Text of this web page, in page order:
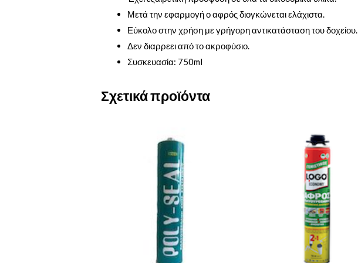
Μετά την εφαρμογή ο αφρός διογκώνεται ελάχιστα.
Εύκολο στην χρήση με γρήγορη αντικατάσταση του δοχείου.
Δεν διαρρεει από το ακροφύσιο.
Συσκευασία: 750ml
Σχετικά προϊόντα